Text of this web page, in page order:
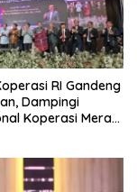
RI Gandeng
Dampingi
Koperasi Merah